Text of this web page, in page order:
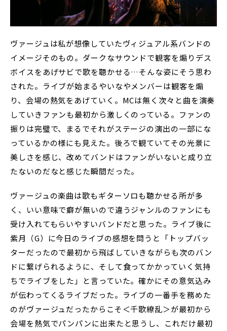
ヴァージュは私が想像していたヴィジュアル系バンドの
イメージそのもの。ダークなサウンドで観客を煽りデス
ボイスをあげサビで歌を聴かせる…そんな姿にそう思わ
された。ライブが始まるやいなやメンバーは観客を煽
り、会場の熱気をあげていく。MCは無く次々と曲を演奏
していきファンも最初から激しくのっている。ファンの
振りは完璧で、まるでそれがステージの演出の一部にな
っているかの様にも見えた。後ろで観ていてその光景に
美しさを感じ、改めてバンドはファンがいないと成り立
たないのだなと感じた瞬間だった。
ヴァージュの楽曲は歌もギターソロも聴かせる所が多
く、いい意味で癖が無いので違うジャンルのファンにも
受け入れてもらいやすいバンドだと思った。ライブ後に
紫月（G）に今日のライブの感想を問うと「トップバッ
ターだったので最初から飛ばしていきながらも次のバン
ドに繋げられるように、そして食ってかかっていく気持
ちでライブをした」と言っていた。確かにその意気込み
が伝わってくるライブだった。ライブの一番手を務めた
のがヴァージュだったからこそ＜千歌繚乱＞が最初から
会場を熱気でパンパンに出来たと思うし、これだけ最初